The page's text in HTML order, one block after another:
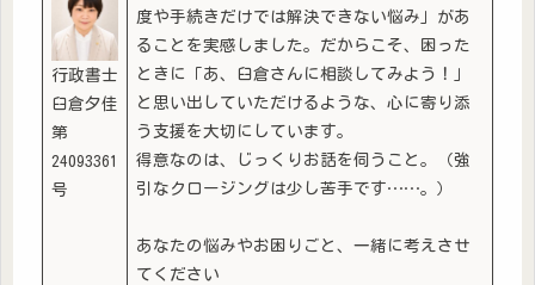
行政書士
臼倉夕佳
第
24093361
号
度や手続きだけでは解決できない悩み」があ
ることを実感しました。だからこそ、困った
ときに「あ、臼倉さんに相談してみよう！」
と思い出していただけるような、心に寄り添
う支援を大切にしています。
得意なのは、じっくりお話を伺うこと。（強
引なクロージングは少し苦手です……。）
あなたの悩みやお困りごと、一緒に考えさせ
てください